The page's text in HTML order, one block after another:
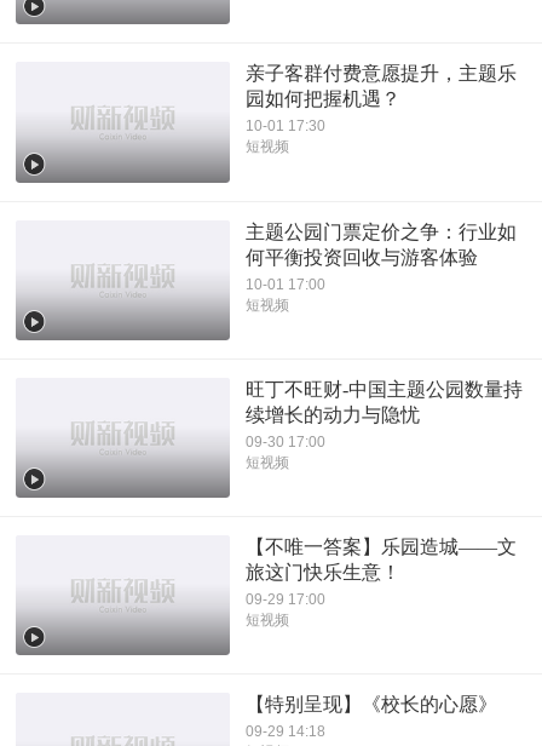
亲子客群付费意愿提升，主题乐
园如何把握机遇？
10-01 17:30
短视频
主题公园门票定价之争：行业如
何平衡投资回收与游客体验
10-01 17:00
短视频
旺丁不旺财-中国主题公园数量持
续增长的动力与隐忧
09-30 17:00
短视频
【不唯一答案】乐园造城——文
旅这门快乐生意！
09-29 17:00
短视频
【特别呈现】《校长的心愿》
09-29 14:18